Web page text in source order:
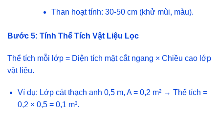
Than hoạt tính: 30-50 cm (khử mùi, màu).
Bước 5: Tính Thể Tích Vật Liệu Lọc
Thể tích mỗi lớp = Diện tích mặt cắt ngang × Chiều cao lớp
vật liệu.
Ví dụ: Lớp cát thạch anh 0,5 m, A = 0,2 m² → Thể tích =
0,2 × 0,5 = 0,1 m³.